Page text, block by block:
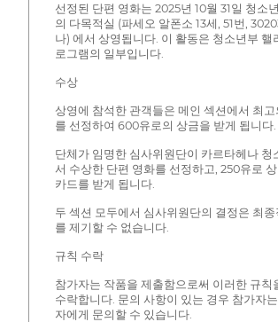
선정된 단편 영화는 2025년 10월 31일 청소
의 다목적실 (파세오 알폰소 13세, 51번,
나) 에서 상영됩니다. 이 활동은 청소년부 핼
로그램의 일부입니다.
수상
상영에 참석한 관객들은 메인 섹션에서 최
를 선정하여 600유로의 상금을 받게 됩니다.
단체가 임명한 심사위원단이 카르타헤나 청
서 수상한 단편 영화를 선정하고, 250유로
카드를 받게 됩니다.
두 섹션 모두에서 심사위원단의 결정은 최종
를 제기할 수 없습니다.
규칙 수락
참가자는 작품을 제출함으로써 이러한 규칙
수락합니다. 문의 사항이 있는 경우 참가자
자에게 문의할 수 있습니다.